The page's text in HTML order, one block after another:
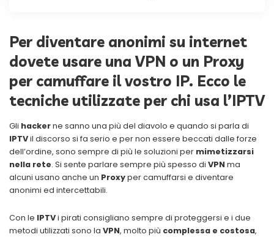
Per diventare anonimi su internet
dovete usare una VPN o un Proxy
per camuffare il vostro IP. Ecco le
tecniche utilizzate per chi usa l’IPTV
Gli hackerne sanno una più del diavolo e quando si parla di
IPTVil discorso si fa serio e per non essere beccati dalle forze
dell’ordine, sono sempre di più le soluzioni per mimetizzarsi
nella rete. Si sente parlare sempre più spesso di VPN ma
alcuni usano anche un Proxyper camuffarsi e diventare
anonimi ed intercettabili.
Con le IPTVi pirati consigliano sempre di proteggersi e i due
metodi utilizzati sono la VPN, molto più complessa e costosa,